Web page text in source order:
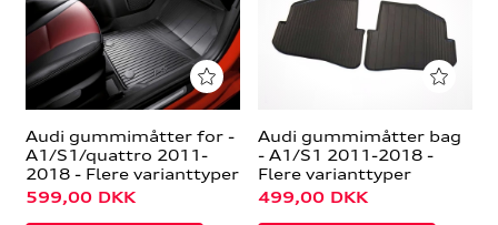
Audi gummimåtter for -
A1/S1/quattro 2011-
2018 - Flere varianttyper
599,00 DKK
Audi gummimåtter bag
- A1/S1 2011-2018 -
Flere varianttyper
499,00 DKK